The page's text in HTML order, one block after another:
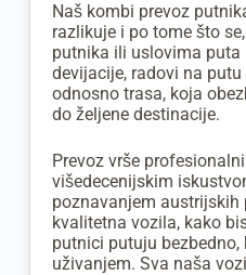
Naš kombi prevoz
razlikuje i po tome što
putnika ili uslovima puta
devijacije, radovi na
odnosno trasa, koja
do željene destinacije.
Prevoz vrše
višedecenijskim
poznavanjem austrijskih
kvalitetna vozila, kako
putnici putuju
uživanjem. Sva naša